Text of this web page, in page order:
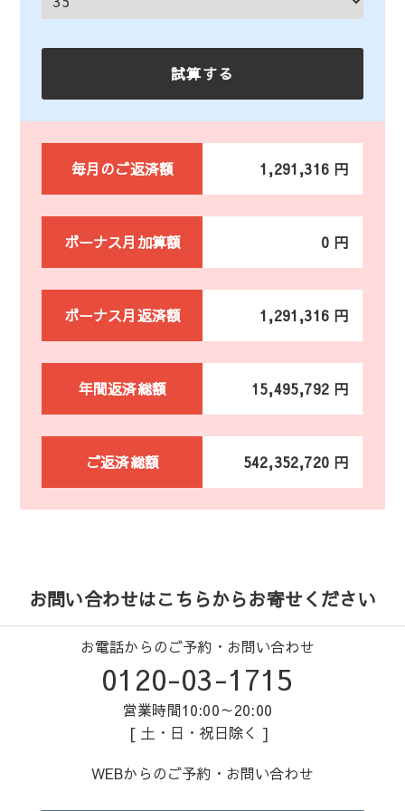
毎月のご返済額 1,291,316 円
ボーナス月加算額 0 円
ボーナス月返済額 1,291,316 円
年間返済総額 15,495,792 円
ご返済総額 542,352,720 円
お問い合わせはこちらからお寄せください
お電話からのご予約・お問い合わせ
0120-03-1715
営業時間10:00～20:00
[ 土・日・祝日除く ]
WEBからのご予約・お問い合わせ